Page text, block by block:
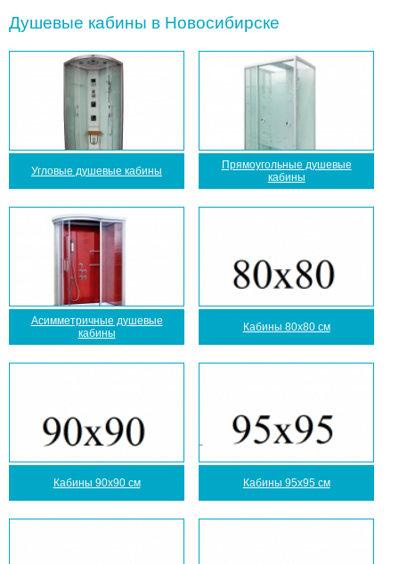
Душевые кабины в Новосибирске
Угловые душевые кабины
Прямоугольные душевые
кабины
Асимметричные душевые
кабины
Кабины 80x80 см
Кабины 90x90 см Кабины 95x95 см